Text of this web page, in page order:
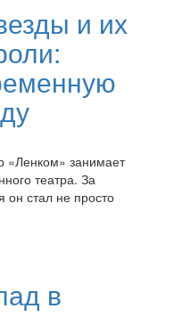
и их
«Ленком» занимает
театра. За
он стал не просто
в